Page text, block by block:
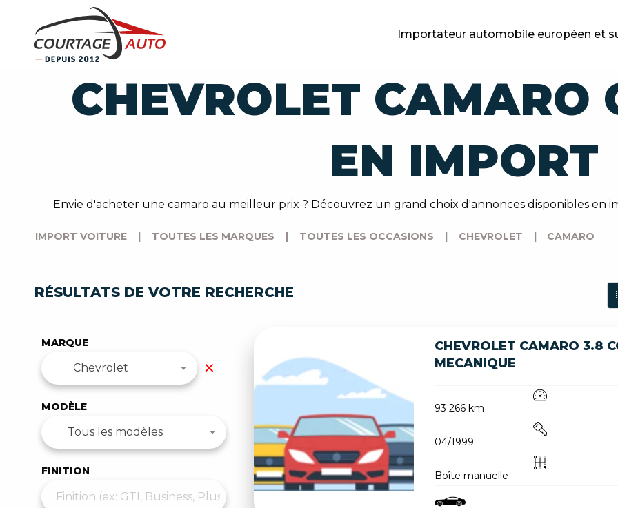
Importateur automobile européen et
CHEVROLET CAMARO
EN IMPORT
Envie d'acheter une camaro au meilleur prix ? Découvrez un grand choix d'annonces disponibles en
IMPORT VOITURE | TOUTES LES MARQUES | TOUTES LES OCCASIONS | CHEVROLET | CAMARO
RÉSULTATS DE VOTRE RECHERCHE
MARQUE
Chevrolet ✕
MODÈLE
Tous les modèles
FINITION
CHEVROLET CAMARO 3.8
MECANIQUE
93 266 km
04/1999
Boîte manuelle